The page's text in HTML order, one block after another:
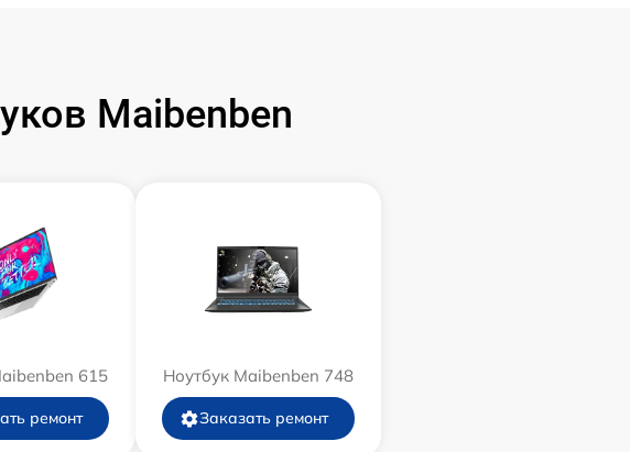
Maibenben
615
ремонт
Ноутбук Maibenben 748
Заказать ремонт